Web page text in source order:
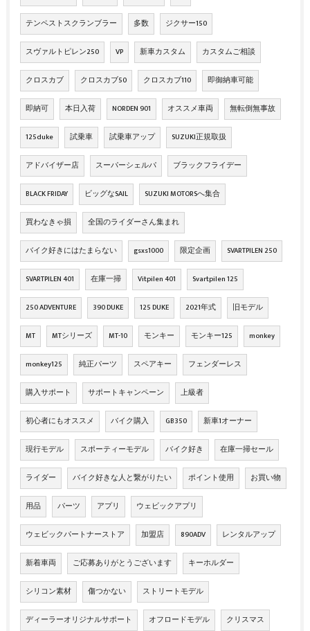
テンペストスクランブラー 多数 ジクサー150
スヴァルトピレン250 VP 新車カスタム カスタムご相談
クロスカブ クロスカブ50 クロスカブ110 即御納車可能
即納可 本日入荷 NORDEN 901 オススメ車両 無転倒無事故
125duke 試乗車 試乗車アップ SUZUKI正規取扱
アドバイザー店 スーパーシェルパ ブラックフライデー
BLACK FRIDAY ビッグなSAIL SUZUKI MOTORSへ集合
買わなきゃ損 全国のライダーさん集まれ
バイク好きにはたまらない gsxs1000 限定企画 SVARTPILEN 250
SVARTPILEN 401 在庫一掃 Vitpilen 401 Svartpilen 125
250 ADVENTURE 390 DUKE 125 DUKE 2021年式 旧モデル
MT MTシリーズ MT-10 モンキー モンキー125 monkey
monkey125 純正パーツ スペアキー フェンダーレス
購入サポート サポートキャンペーン 上級者
初心者にもオススメ バイク購入 GB350 新車1オーナー
現行モデル スポーティーモデル バイク好き 在庫一掃セール
ライダー バイク好きな人と繋がりたい ポイント使用 お買い物
用品 パーツ アプリ ウェビックアプリ
ウェビックパートナーストア 加盟店 890ADV レンタルアップ
新着車両 ご応募ありがとうございます キーホルダー
シリコン素材 傷つかない ストリートモデル
ディーラーオリジナルサポート オフロードモデル クリスマス